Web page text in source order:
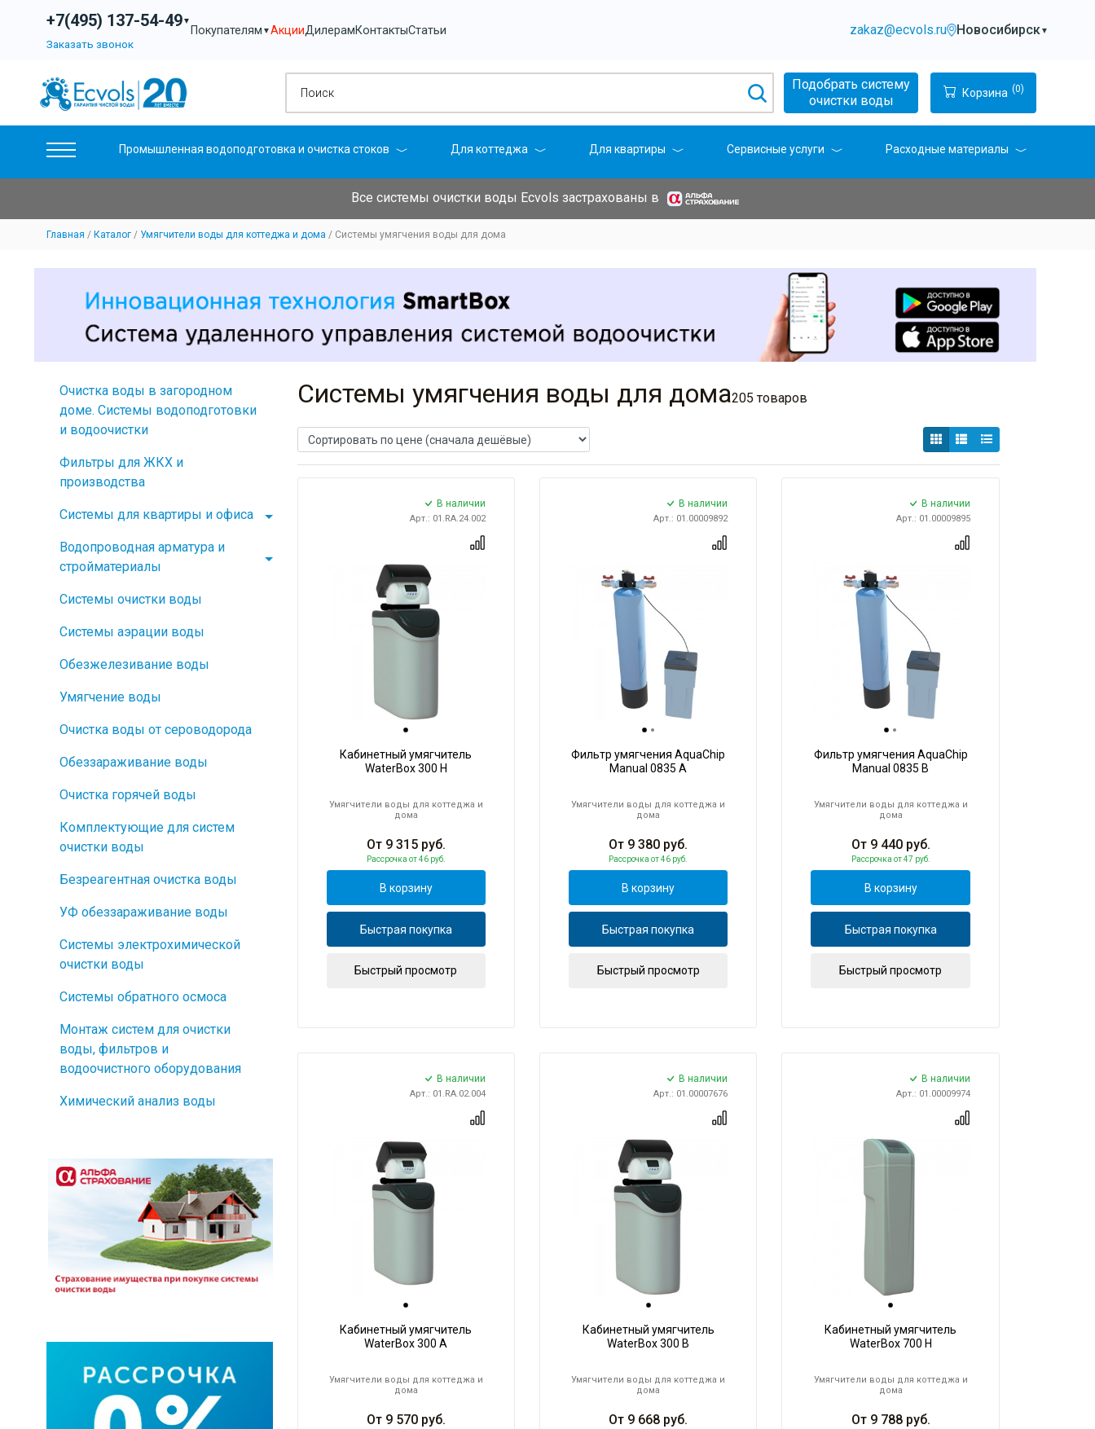
+7(495) 137-54-49▼
Заказать звонок
Покупателям ▼АкцииДилерамКонтактыСтатьи zakaz@ecvols.ru Новосибирск▼
Подобрать систему
очистки воды
Корзина (0)
Промышленная водоподготовка и очистка стоков Для коттеджа Для квартиры Сервисные услуги Расходные материалы
Все системы очистки воды Ecvols застрахованы в
Главная Каталог Умягчители воды для коттеджа и дома Системы умягчения воды для дома
Очистка воды в загородном
доме. Системы водоподготовки
и водоочистки
Фильтры для ЖКХ и
производства
Системы для квартиры и офиса
Водопроводная арматура и
стройматериалы
Системы очистки воды
Системы аэрации воды
Обезжелезивание воды
Умягчение воды
Очистка воды от сероводорода
Обеззараживание воды
Очистка горячей воды
Комплектующие для систем
очистки воды
Безреагентная очистка воды
УФ обеззараживание воды
Системы электрохимической
очистки воды
Системы обратного осмоса
Монтаж систем для очистки
воды, фильтров и
водоочистного оборудования
Химический анализ воды
Системы умягчения воды для дома205 товаров
В наличии
Арт.: 01.RA.24.002
Кабинетный умягчитель
WaterBox 300 H
Умягчители воды для коттеджа и
дома
От 9 315руб.
Рассрочка от 46 руб.
В корзину
Быстрая покупка
Быстрый просмотр
В наличии
Арт.: 01.00009892
Фильтр умягчения AquaChip
Manual 0835 A
Умягчители воды для коттеджа и
дома
От 9 380 руб.
Рассрочкаот 46 руб.
В корзину
Быстрая покупка
Быстрый просмотр
В наличии
Арт.: 01.00009895
Фильтр умягчения AquaChip
Manual 0835 B
Умягчители воды для коттеджа и
дома
От 9 440руб.
Рассрочка от 47 руб.
В корзину
Быстрая покупка
Быстрый просмотр
В наличии
Арт.: 01.RA.02.004
Кабинетный умягчитель
WaterBox 300 A
Умягчители воды для коттеджа и
дома
От 9 570руб.
В наличии
Арт.: 01.00007676
Кабинетный умягчитель
WaterBox 300 B
Умягчители воды для коттеджа и
дома
От 9 668 руб.
В наличии
Арт.: 01.00009974
Кабинетный умягчитель
WaterBox 700 H
Умягчители воды для коттеджа и
дома
От 9 788руб.